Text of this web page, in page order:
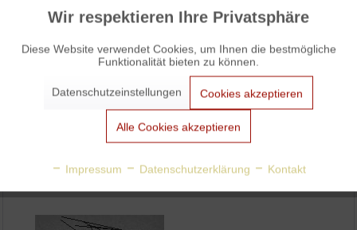
Funktionale Aktiv
Aktiv
Aktiv
Personalisierung
Wir respektieren Ihre Privatsphäre
Diese Website verwendet Cookies, um Ihnen die bestmögliche
Funktionalität bieten zu können.
Datenschutzeinstellungen Cookies akzeptieren
Alle Cookies akzeptieren
Impressum Datenschutzerklärung Kontakt